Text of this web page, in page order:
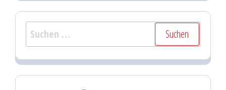
Suchen
nach: